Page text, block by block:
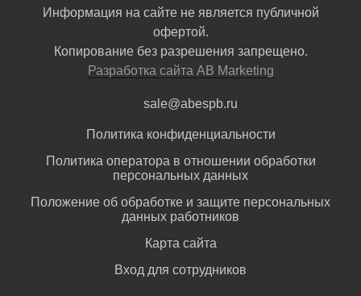
Информация на сайте не является публичной
офертой.
Копирование без разрешения запрещено.
Разработка сайта AB Marketing
sale@abespb.ru
Политика конфиденциальности
Политика оператора в отношении обработки
персональных данных
Положение об обработке и защите персональных
данных работников
Карта сайта
Вход для сотрудников